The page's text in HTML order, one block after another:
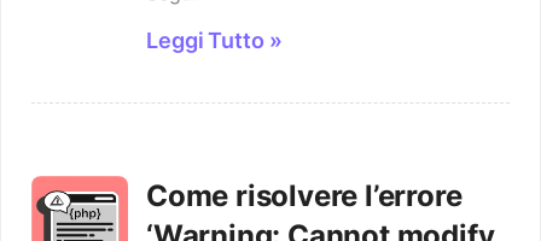
Leggi Tutto »
Come risolvere l’errore